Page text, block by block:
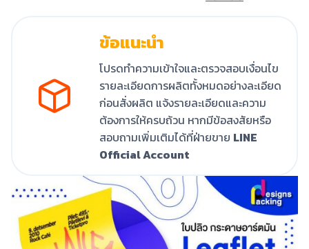
ข้อแนะนำ
โปรดทำความเข้าใจและตรวจสอบเงื่อนไข
รายละเอียดการผลิตทั้งหมดอย่างละเอียด
ก่อนสั่งผลิต แจ้งรายละเอียดและความ
ต้องการให้ครบถ้วน หากมีข้อสงสัยหรือ
สอบถามเพิ่มเติมได้ที่ฝ่ายขาย LINE
Official Account